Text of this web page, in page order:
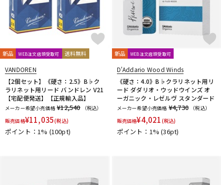
アケタオカリーナ
アレキサンダー（リード）
ウインドブロスオリジナル
オオサワオカリナ
オオハシ
すいとる君
その他メーカー ツルピカ君
ハリソン
日本娯楽
Intercept Technology
Kerry Whistle
GAT Custom Brass
MG Leather Work
PARAFIT
MALTA
CG Mouthpiece
PATRICK
Wedge Frate Precision Shastock
BORGANI
New York Stage 1
Brass Gear Syos
新品 WEB注文店頭受取可 送料無料
VANDOREN
【2個セット】《硬さ：2.5》B♭ク
ラリネット用リード バンドレン V21
【宅配便発送】【正規輸入品】
メーカー希望小売価格 ¥12,540
（税込）
販売価格¥11,035(税込)
ポイント：1% (100pt)
新品 WEB注文店頭受取可
D'Addario Wood Winds
《硬さ：4.0》B♭クラリネット用リ
ード ダダリオ・ウッドウインズ オ
ーガニック・レゼルヴ スタンダード
メーカー希望小売価格 ¥4,730
（税込）
販売価格¥4,021 (税込)
ポイント：1%(36pt)